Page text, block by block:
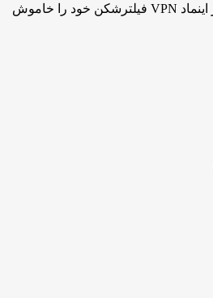
برای بارگزاری صحیح تصویر اینماد VPN فیلترشکن خود را خاموش